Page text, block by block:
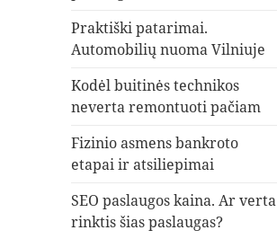
Praktiški patarimai.
Automobilių nuoma Vilniuje
Kodėl buitinės technikos
neverta remontuoti pačiam
Fizinio asmens bankroto
etapai ir atsiliepimai
SEO paslaugos kaina. Ar verta
rinktis šias paslaugas?